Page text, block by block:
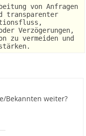
von Anfragen
transparenter
Verzögerungen,
zu vermeiden und
Bekannten weiter?